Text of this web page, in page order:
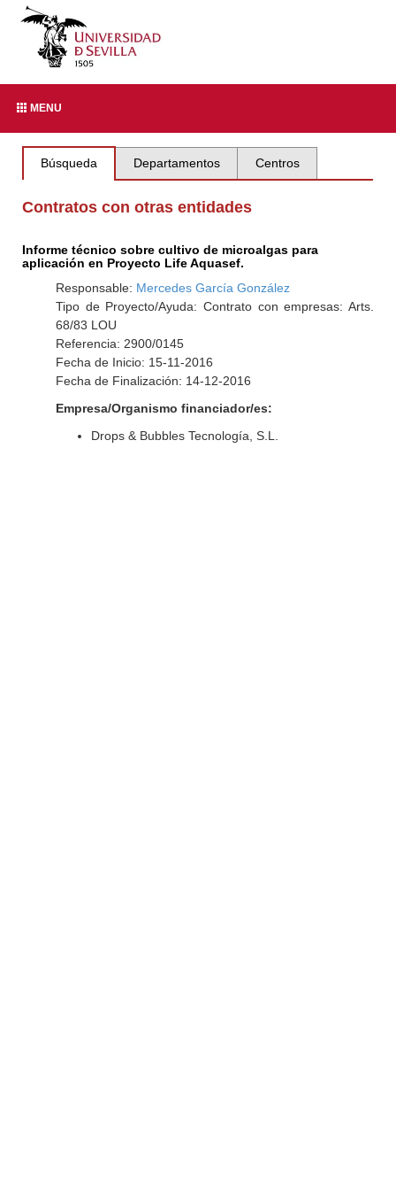
MENU
Búsqueda Departamentos Centros
Contratos con otras entidades
Informe técnico sobre cultivo de microalgas para
aplicación en Proyecto Life Aquasef.
Responsable: Mercedes García González
Tipo de Proyecto/Ayuda: Contrato con empresas: Arts.
68/83 LOU
Referencia: 2900/0145
Fecha de Inicio: 15-11-2016
Fecha de Finalización: 14-12-2016
Empresa/Organismo financiador/es:
Drops & Bubbles Tecnología, S.L.